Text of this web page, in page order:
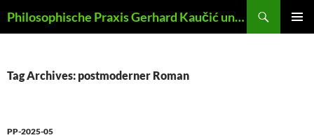
to
Philosophische Praxis Gerhard Kaučić und Anna Lydia Huber
Tag Archives: postmoderner Roman
PP-2025-05